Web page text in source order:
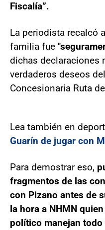
Fiscalía”.
La periodista recalcó
familia fue
dichas declaraciones
verdaderos deseos
Concesionaria Ruta
Lea también en
Guarín de jugar con
Para demostrar eso,
fragmentos de las
con Pizano antes de
la hora a NHMN
político manejan todo